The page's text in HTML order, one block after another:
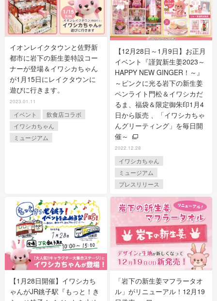
イオンレイクタウンと佐野新
都市に岩下の新生姜特設コー
ナーが登場＆イワシカちゃん
が1月15日にレイクタウンに
遊びに行きます。
2023.01.11
イベント
飲食店コラボ
イワシカちゃん
ミュージアム
【12月28日～1月9日】お正月
イベント『謹賀新生姜2023～
HAPPY NEW GINGER！～』
～ピンクに光る岩下の新生姜
ペンライト門松＆イワシカだ
るま、福袋＆限定御朱印1月4
日から販売 、「イワシカちゃ
んグリーティング」を毎日開
催～
2022.12.28
イワシカちゃん
ミュージアム
プレスリリース
【1月28日開催】イワシカち
ゃんがJR銚子駅『もっと！き
「岩下の新生姜マフラータオ
ル」がリニューアル！12月19